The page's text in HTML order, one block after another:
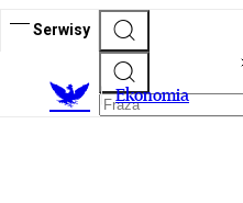
Serwisy
Ekonomia